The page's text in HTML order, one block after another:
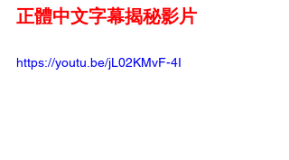
正體中文字幕揭秘影片
https://youtu.be/jL02KMvF-4I